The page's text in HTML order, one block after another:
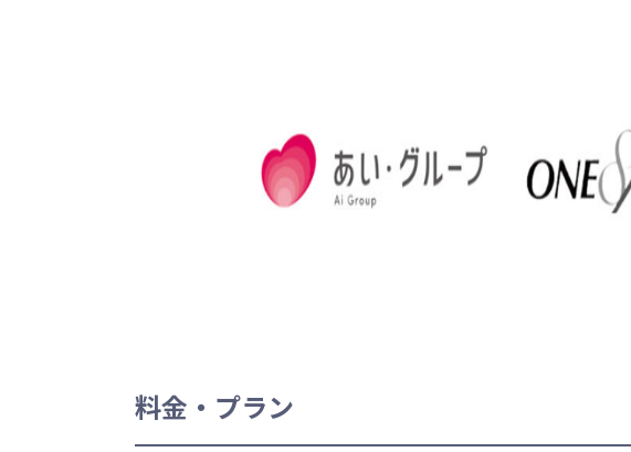
料金・プラン